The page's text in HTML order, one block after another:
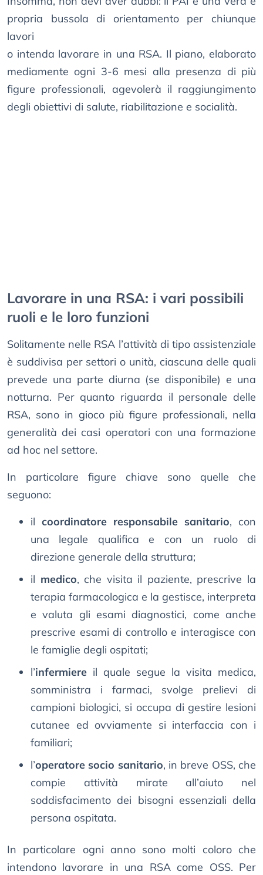
propria bussola di orientamento per chiunque
lavori
o intenda lavorare in una RSA. Il piano, elaborato
mediamente ogni 3-6 mesi alla presenza di più
figure professionali, agevolerà il raggiungimento
degli obiettivi di salute, riabilitazione e socialità.
Lavorare in una RSA: i vari possibili
ruoli e le loro funzioni
Solitamente nelle RSA l’attività di tipo assistenziale
è suddivisa per settori o unità, ciascuna delle quali
prevede una parte diurna (se disponibile) e una
notturna. Per quanto riguarda il personale delle
RSA, sono in gioco più figure professionali, nella
generalità dei casi operatori con una formazione
ad hoc nel settore.
In particolare figure chiave sono quelle che
seguono:
il coordinatore responsabile sanitario, con
una legale qualifica e con un ruolo di
direzione generale della struttura;
il medico, che visita il paziente, prescrive la
terapia farmacologica e la gestisce, interpreta
e valuta gli esami diagnostici, come anche
prescrive esami di controllo e interagisce con
le famiglie degli ospitati;
l’infermiere il quale segue la visita medica,
somministra i farmaci, svolge prelievi di
campioni biologici, si occupa di gestire lesioni
cutanee ed ovviamente si interfaccia con i
familiari;
l’operatore socio sanitario, in breve OSS, che
compie attività mirate all’aiuto nel
soddisfacimento dei bisogni essenziali della
persona ospitata.
In particolare ogni anno sono molti coloro che
intendono lavorare in una RSA come OSS. Per